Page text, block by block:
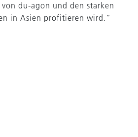
von du-agon und den starken
in Asien profitieren wird.“